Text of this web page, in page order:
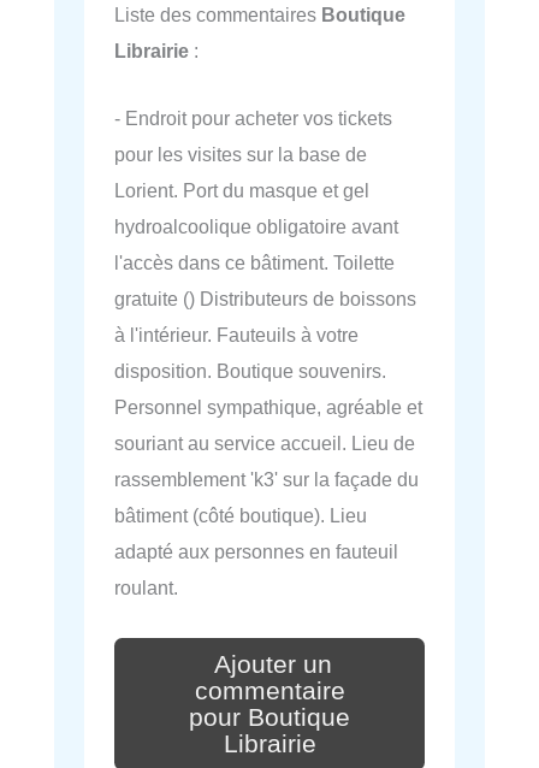
Liste des commentaires Boutique
Librairie :
- Endroit pour acheter vos tickets
pour les visites sur la base de
Lorient. Port du masque et gel
hydroalcoolique obligatoire avant
l'accès dans ce bâtiment. Toilette
gratuite () Distributeurs de boissons
à l'intérieur. Fauteuils à votre
disposition. Boutique souvenirs.
Personnel sympathique, agréable et
souriant au service accueil. Lieu de
rassemblement 'k3' sur la façade du
bâtiment (côté boutique). Lieu
adapté aux personnes en fauteuil
roulant.
Ajouter un
commentaire
pour Boutique
Librairie